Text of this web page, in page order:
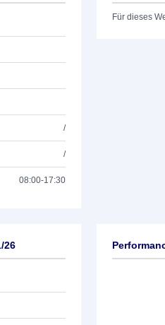
/
/
08:00-17:30
Für dieses
26